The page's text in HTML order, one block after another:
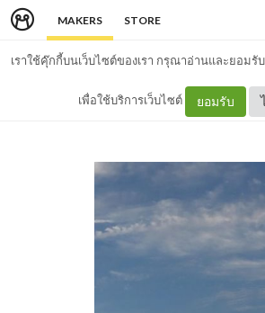
MAKERS STORE
เราใช้คุ๊กกี้บนเว็บไซต์ของเรา กรุณาอ่านและยอมรับ
เพื่อใช้บริการเว็บไซต์ ยอมรับ